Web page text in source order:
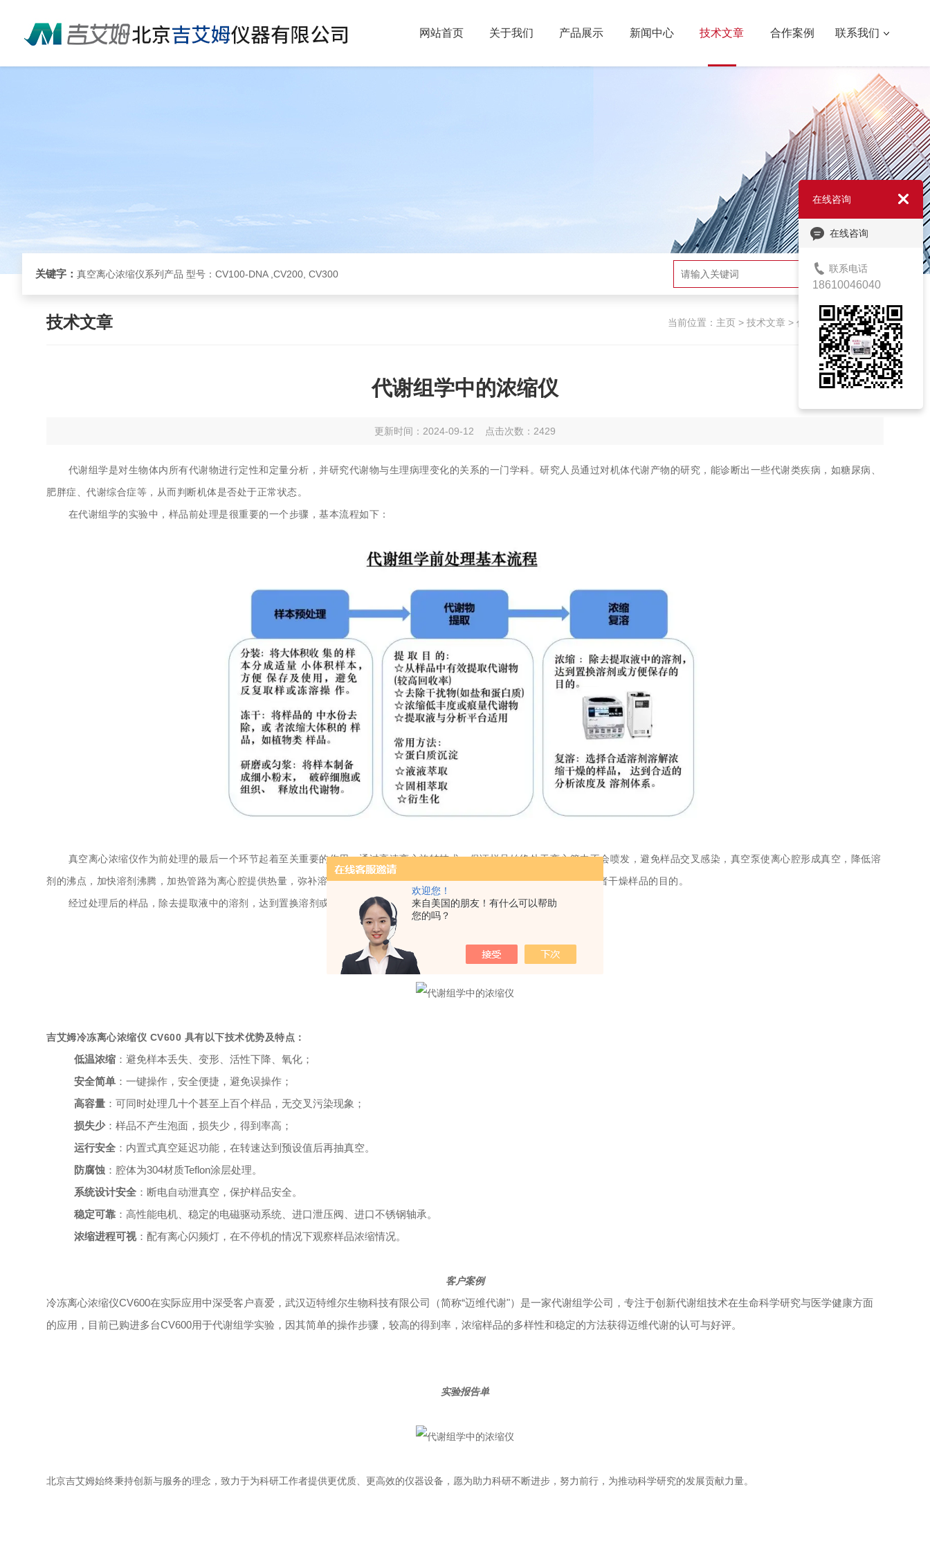
欢迎您！
来自美国的朋友！有什么可以帮助
您的吗？
网站首页 关于我们 产品展示 新闻中心 技术文章 合作案例 联系我们
关键字：真空离心浓缩仪系列产品 型号：CV100-DNA ,CV200, CV300 搜索
技术文章 当前位置： 主页> 技术文章> 代谢组学中的浓缩仪
代谢组学中的浓缩仪
更新时间：2024-09-12 点击次数：2429
代谢组学是对生物体内所有代谢物进行定性和定量分析，并研究代谢物与生理病理变化的关系的一门学科。研究人员通过对机体代谢产物的研究，能诊断出一些代谢类疾病，如糖尿病、
肥胖症、代谢综合症等，从而判断机体是否处于正常状态。
在代谢组学的实验中， 样品前处理是很重要的一个步骤，基本流程如下：
真空离心浓缩仪作为前处理的最后一个环节起着至关重要的作用，通过高速离心旋转技术，保证样品始终处于离心管中不会喷发，避免样品交叉感染，真空泵使离心腔形成真空，降低溶
剂的沸点，加快溶剂沸腾，加热管路为离心腔提供热量，弥补溶剂蒸发所消耗的热量，加速溶剂的蒸发速度，完成样品浓缩或者干燥样品的目的。
经过处理后的样品，除去提取液中的溶剂，达到置换溶剂或方便保存的目的，以便用于后期的质控分析和定量分析。
真空离心浓缩仪推荐
吉艾姆冷冻离心浓缩仪 CV600 具有以下技术优势及特点：
低温浓缩 ：避免样本丢失、变形、活性下降、氧化；
安全简单 ：一键操作，安全便捷，避免误操作；
高容量 ：可同时处理几十个甚至上百个样品，无交叉污染现象；
损失少：样品不产生泡面，损失少，得到率高；
运行安全 ：内置式真空延迟功能，在转速达到预设值后再抽真空。
防腐蚀 ：腔体为304材质Teflon涂层处理。
系统设计安全 ：断电自动泄真空，保护样品安全。
稳定可靠 ：高性能电机、稳定的电磁驱动系统、进口泄压阀、进口不锈钢轴承。
浓缩进程可视：配有离心闪频灯，在不停机的情况下观察样品浓缩情况。
客户案例
冷冻离心浓缩仪CV600在实际应用中深受客户喜爱，武汉迈特维尔生物科技有限公司（简称“迈维代谢"）是一家代谢组学公司，专注于创新代谢组技术在生命科学研究与医学健康方面
的应用，目前已购进多台CV600用于代谢组学实验，因其简单的操作步骤，较高的得到率，浓缩样品的多样性和稳定的方法获得迈维代谢的认可与好评。
实验报告单
北京吉艾姆始终秉持创新与服务的理念，致力于为科研工作者提供更优质、更高效的仪器设备，愿为助力科研不断进步，努力前行，为推动科学研究的发展贡献力量。
在线咨询
在线咨询
联系电话
18610046040